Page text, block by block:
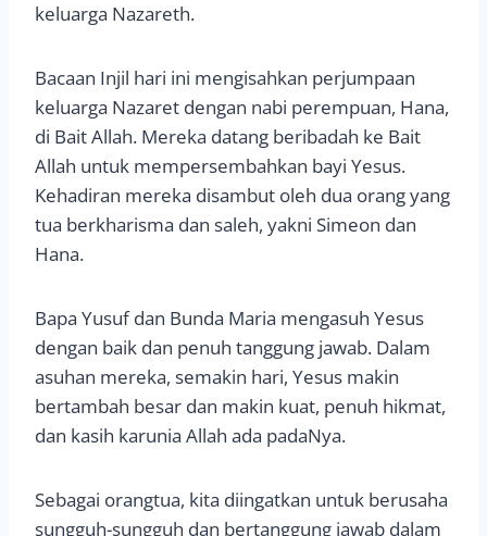
keluarga Nazareth.
Bacaan Injil hari ini mengisahkan perjumpaan
keluarga Nazaret dengan nabi perempuan, Hana,
di Bait Allah. Mereka datang beribadah ke Bait
Allah untuk mempersembahkan bayi Yesus.
Kehadiran mereka disambut oleh dua orang yang
tua berkharisma dan saleh, yakni Simeon dan
Hana.
Bapa Yusuf dan Bunda Maria mengasuh Yesus
dengan baik dan penuh tanggung jawab. Dalam
asuhan mereka, semakin hari, Yesus makin
bertambah besar dan makin kuat, penuh hikmat,
dan kasih karunia Allah ada padaNya.
Sebagai orangtua, kita diingatkan untuk berusaha
sungguh-sungguh dan bertanggung jawab dalam